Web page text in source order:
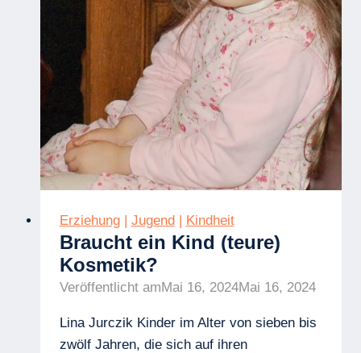
Erziehung| Jugend| Kindheit
Braucht ein Kind (teure)
Kosmetik?
Veröffentlicht amMai 16, 2024Mai 16, 2024
Lina Jurczik Kinder im Alter von sieben bis
zwölf Jahren, die sich auf ihren